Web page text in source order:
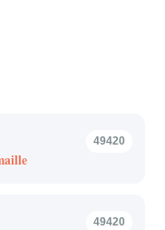
49420
49420